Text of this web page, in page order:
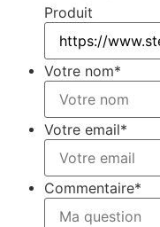
Produit
Votre nom*
Votre email*
Commentaire*